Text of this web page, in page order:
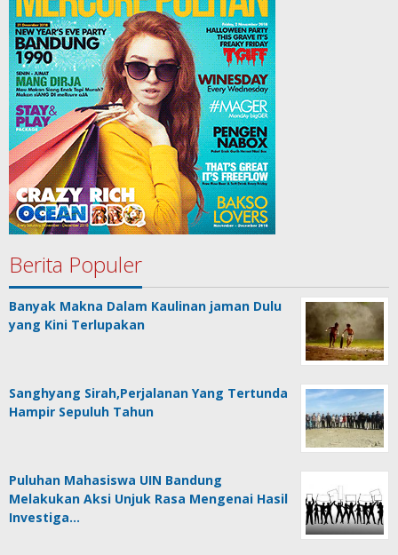
Berita Populer
Banyak Makna Dalam Kaulinan jaman Dulu
yang Kini Terlupakan
Sanghyang Sirah,Perjalanan Yang Tertunda
Hampir Sepuluh Tahun
Puluhan Mahasiswa UIN Bandung
Melakukan Aksi Unjuk Rasa Mengenai Hasil
Investiga…